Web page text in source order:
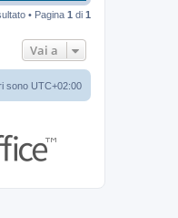
• Pagina 1 di 1
Vai a
sono UTC+02:00